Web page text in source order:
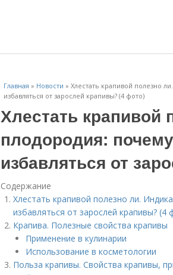
Главная » Новости » Хлестать крапивой полезно
избавляться от зарослей крапивы? (4 фото)
Хлестать крапивой
плодородия:
избавляться от
Содержание
Хлестать крапивой полезно ли.
избавляться от зарослей крапивы? (4
Крапива. Полезные свойства крапивы
Применение в кулинарии
Использование в косметологии
Польза крапивы. Свойства крапивы,